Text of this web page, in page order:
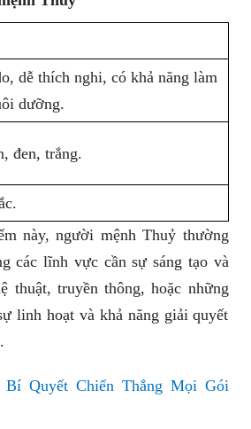
dễ thích nghi, có khả năng làm
dưỡng.
đen, trắng.
này, người mệnh Thuỷ thường
các lĩnh vực cần sự sáng tạo và
thuật, truyền thông, hoặc những
linh hoạt và khả năng giải quyết